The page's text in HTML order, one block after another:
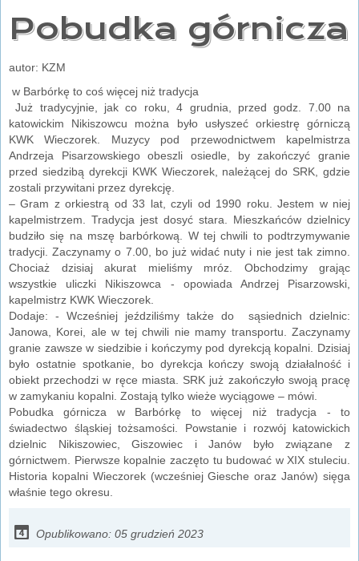
Pobudka górnicza
autor: KZM
w Barbórkę to coś więcej niż tradycja
Już tradycyjnie, jak co roku, 4 grudnia, przed godz. 7.00 na
katowickim Nikiszowcu można było usłyszeć orkiestrę górniczą
KWK Wieczorek. Muzycy pod przewodnictwem kapelmistrza
Andrzeja Pisarzowskiego obeszli osiedle, by zakończyć granie
przed siedzibą dyrekcji KWK Wieczorek, należącej do SRK, gdzie
zostali przywitani przez dyrekcję.
– Gram z orkiestrą od 33 lat, czyli od 1990 roku. Jestem w niej
kapelmistrzem. Tradycja jest dosyć stara. Mieszkańców dzielnicy
budziło się na mszę barbórkową. W tej chwili to podtrzymywanie
tradycji. Zaczynamy o 7.00, bo już widać nuty i nie jest tak zimno.
Chociaż dzisiaj akurat mieliśmy mróz. Obchodzimy grając
wszystkie uliczki Nikiszowca - opowiada Andrzej Pisarzowski,
kapelmistrz KWK Wieczorek.
Dodaje: - Wcześniej jeździliśmy także do sąsiednich dzielnic:
Janowa, Korei, ale w tej chwili nie mamy transportu. Zaczynamy
granie zawsze w siedzibie i kończymy pod dyrekcją kopalni. Dzisiaj
było ostatnie spotkanie, bo dyrekcja kończy swoją działalność i
obiekt przechodzi w ręce miasta. SRK już zakończyło swoją pracę
w zamykaniu kopalni. Zostają tylko wieże wyciągowe – mówi.
Pobudka górnicza w Barbórkę to więcej niż tradycja - to
świadectwo śląskiej tożsamości. Powstanie i rozwój katowickich
dzielnic Nikiszowiec, Giszowiec i Janów było związane z
górnictwem. Pierwsze kopalnie zaczęto tu budować w XIX stuleciu.
Historia kopalni Wieczorek (wcześniej Giesche oraz Janów) sięga
właśnie tego okresu.
Opublikowano: 05 grudzień 2023